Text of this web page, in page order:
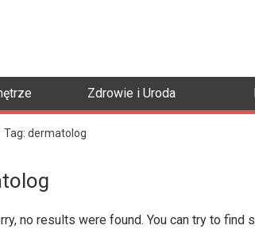
Zdrowie i Uroda
Tag: dermatolog
no results were found. You can try to